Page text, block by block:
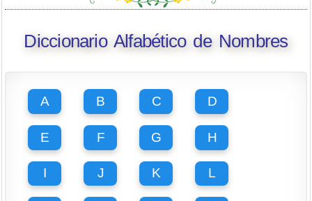
Diccionario Alfabético de Nombres
A B C D
E F G H
I J K L